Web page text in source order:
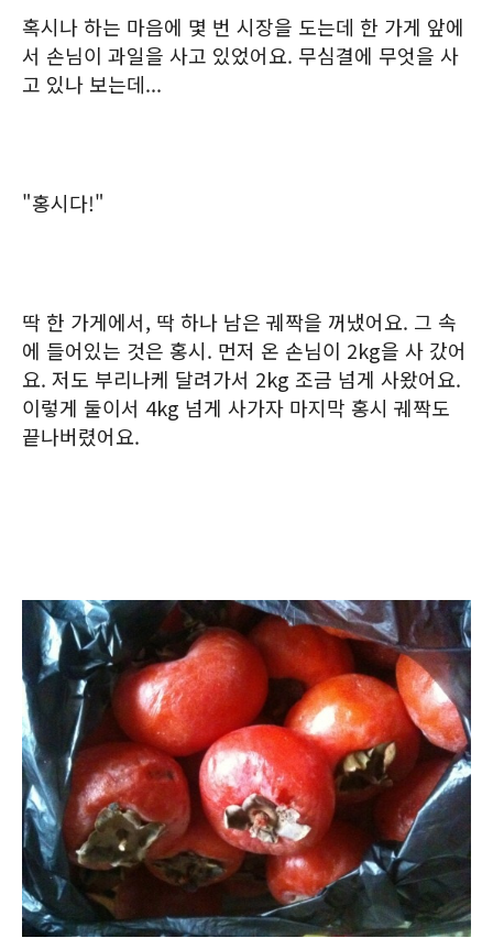
혹시나 하는 마음에 몇 번 시장을 도는데 한 가게 앞에
서 손님이 과일을 사고 있었어요. 무심결에 무엇을 사
고 있나 보는데...
"홍시다!"
딱 한 가게에서, 딱 하나 남은 궤짝을 꺼냈어요. 그 속
에 들어있는 것은 홍시. 먼저 온 손님이 2kg을 사 갔어
요. 저도 부리나케 달려가서 2kg 조금 넘게 사왔어요.
이렇게 둘이서 4kg 넘게 사가자 마지막 홍시 궤짝도
끝나버렸어요.